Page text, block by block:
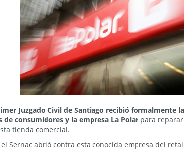
Juzgado Civil de Santiago recibió formalmente
de consumidores y la empresa La Polar para
tienda comercial.
Sernac abrió contra esta conocida empresa del